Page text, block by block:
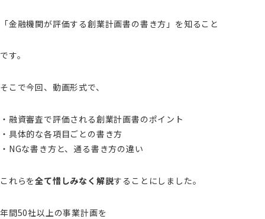
「金融機関が評価する創業計画書の書き方」を知ること
です。
そこで今回、動画形式で、
・融資審査で評価される創業計画書のポイント
・具体的な各項目ごとの書き方
・NGな書き方と、通る書き方の違い
これらを全て惜しみなく解説することにしました。
年間50社以上の事業計画を